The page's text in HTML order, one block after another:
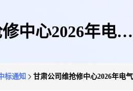
中心2026年电气
标通知 甘肃公司维抢修中心2026年电